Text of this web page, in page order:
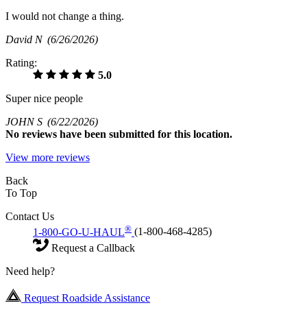
I would not change a thing.
David N (6/26/2026)
Rating:
5.0
Super nice people
JOHN S (6/22/2026)
No reviews have been submitted for this location.
View more reviews
Back
To Top
Contact Us
1-800-GO-U-HAUL® (1-800-468-4285)
Request a Callback
Need help?
Request Roadside Assistance